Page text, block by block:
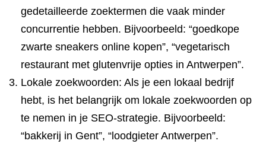
gedetailleerde zoektermen die vaak minder
concurrentie hebben. Bijvoorbeeld: “goedkope
zwarte sneakers online kopen”, “vegetarisch
restaurant met glutenvrije opties in Antwerpen”.
Lokale zoekwoorden: Als je een lokaal bedrijf
hebt, is het belangrijk om lokale zoekwoorden op
te nemen in je SEO-strategie. Bijvoorbeeld:
“bakkerij in Gent”, “loodgieter Antwerpen”.